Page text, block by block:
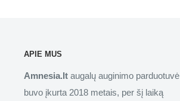
APIE MUS
Amnesia.lt augalų auginimo parduotuvė
buvo įkurta 2018 metais, per šį laiką